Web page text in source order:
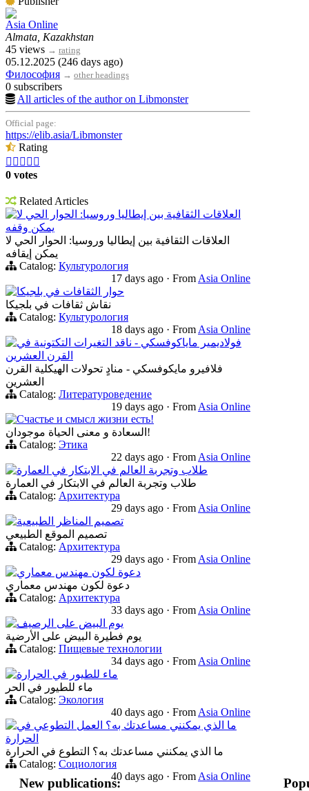
Asia Online
Almata, Kazakhstan
45 views → rating
05.12.2025 (246 days ago)
Философия → other headings
0 subscribers
All articles of the author on Libmonster
Official page:
https://elib.asia/Libmonster
Rating
    
0 votes
Related Articles
العلاقات الثقافية بين إيطاليا وروسيا: الحوار الحي لا
يمكن وقفه
العلاقات الثقافية بين إيطاليا وروسيا: الحوار الحي لا
يمكن إيقافه
Catalog: Культурология
17 days ago · From Asia Online
حوار الثقافات في بلجيكا
نقاش ثقافات في بلجيكا
Catalog: Культурология
18 days ago · From Asia Online
فولاديمير ماياكوفسكي - ناقد التغيرات التكتونية في
القرن العشرين
فلافيرو مايكوفسكي - منادٍ تحولات الهيكلية القرن
العشرين
Catalog: Литературоведение
19 days ago · From Asia Online
Счастье и смысл жизни есть!
السعادة و معنى الحياة موجودان!
Catalog: Этика
22 days ago · From Asia Online
طلاب وتجربة العالم في الابتكار في العمارة
طلاب وتجربة العالم في الابتكار في العمارة
Catalog: Архитектура
29 days ago · From Asia Online
تصميم المناظر الطبيعية
تصميم الموقع الطبيعي
Catalog: Архитектура
29 days ago · From Asia Online
دعوة لكون مهندس معماري
دعوة لكون مهندس معماري
Catalog: Архитектура
33 days ago · From Asia Online
يوم البيض على الرصيف
يوم فطيرة البيض على الأرضية
Catalog: Пищевые технологии
34 days ago · From Asia Online
ماء للطيور في الحرارة
ماء للطيور في الحر
Catalog: Экология
40 days ago · From Asia Online
ما الذي يمكنني مساعدتك به؟ العمل التطوعي في
الحرارة
ما الذي يمكنني مساعدتك به؟ التطوع في الحرارة
Catalog: Социология
40 days ago · From Asia Online
New publications: